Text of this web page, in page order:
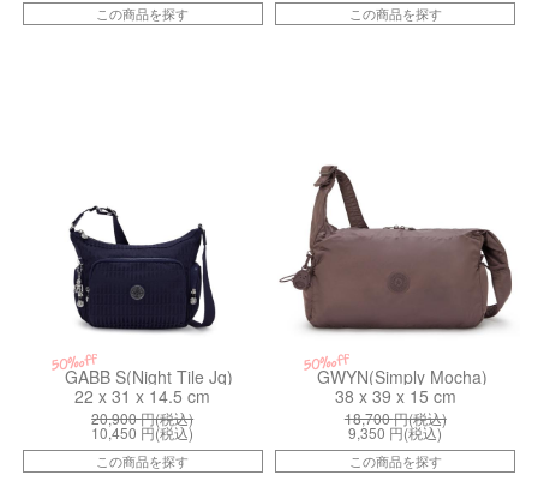
この商品を探す この商品を探す
50%off
GABB S(Night Tile Jq)
22 x 31 x 14.5 cm
20,900円(税込)
10,450 円(税込)
この商品を探す
50%off
GWYN(Simply Mocha)
38 x 39 x 15 cm
18,700円(税込)
9,350 円(税込)
この商品を探す